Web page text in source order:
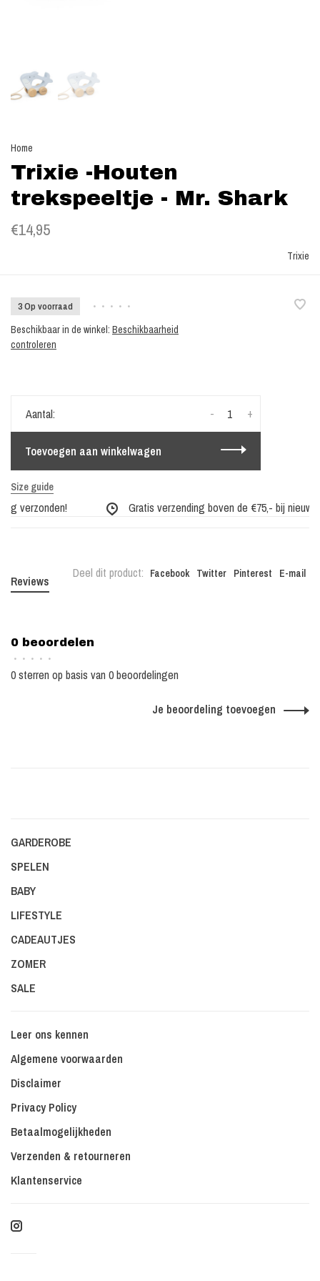
Home
Trixie -Houten
trekspeeltje - Mr. Shark
€14,95
Trixie
3 Op voorraad • • • • •
Beschikbaar in de winkel: Beschikbaarheid
controleren
Aantal: +
-
Toevoegen aan winkelwagen
Size guide
verzonden! Gratis verzending boven de €75,- bij nieuwe
Deel dit product: Facebook Twitter Pinterest E-mail
Reviews
0 beoordelen
• • • • •
0 sterren op basis van 0 beoordelingen
Je beoordeling toevoegen
GARDEROBE
SPELEN
BABY
LIFESTYLE
CADEAUTJES
ZOMER
SALE
Leer ons kennen
Algemene voorwaarden
Disclaimer
Privacy Policy
Betaalmogelijkheden
Verzenden & retourneren
Klantenservice